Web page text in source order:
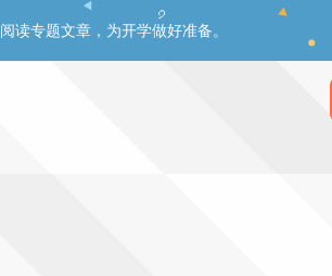
阅读专题文章，为开学做好准备。